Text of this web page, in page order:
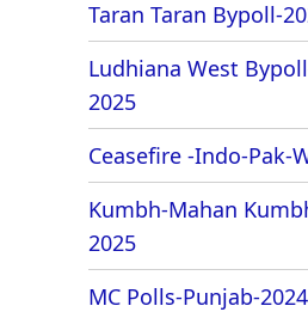
Taran Taran Bypoll-
Ludhiana West
2025
Ceasefire -Indo-Pak-
Kumbh-Mahan
2025
MC Polls-Punjab-2024